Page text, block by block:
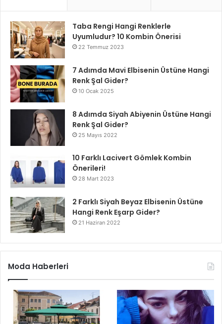
Taba Rengi Hangi Renklerle
Uyumludur? 10 Kombin Önerisi
22 Temmuz 2023
7 Adımda Mavi Elbisenin Üstüne Hangi
Renk Şal Gider?
10 Ocak 2025
8 Adımda Siyah Abiyenin Üstüne Hangi
Renk Şal Gider?
25 Mayıs 2022
10 Farklı Lacivert Gömlek Kombin
Önerileri!
28 Mart 2023
2 Farklı Siyah Beyaz Elbisenin Üstüne
Hangi Renk Eşarp Gider?
21 Haziran 2022
Moda Haberleri